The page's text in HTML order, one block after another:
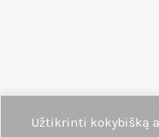
Užtikrinti kokybišką